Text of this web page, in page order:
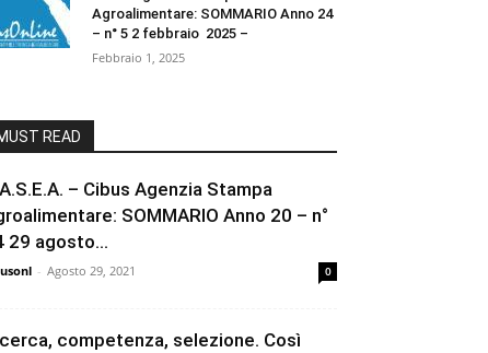
Agroalimentare: SOMMARIO Anno 24
– n° 5 2 febbraio 2025 –
Febbraio 1, 2025
READ
– Cibus Agenzia Stampa
SOMMARIO Anno 20 – n°
29 agosto...
- Agosto 29, 2021 0
competenza, selezione. Così